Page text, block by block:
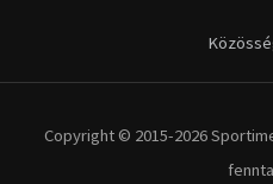
Copyright © 2015-2026